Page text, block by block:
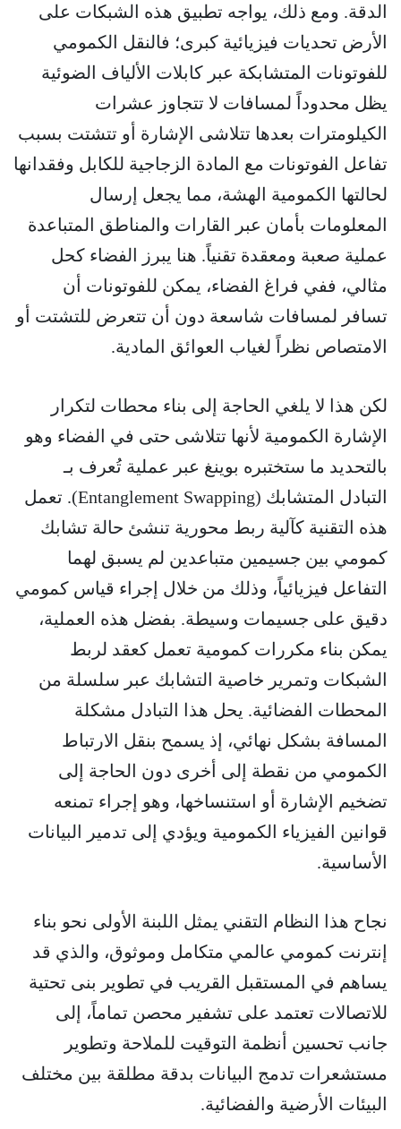
الدقة. ومع ذلك، يواجه تطبيق هذه الشبكات على
الأرض تحديات فيزيائية كبرى؛ فالنقل الكمومي
للفوتونات المتشابكة عبر كابلات الألياف الضوئية
يظل محدوداً لمسافات لا تتجاوز عشرات
الكيلومترات بعدها تتلاشى الإشارة أو تتشتت بسبب
تفاعل الفوتونات مع المادة الزجاجية للكابل وفقدانها
لحالتها الكمومية الهشة، مما يجعل إرسال
المعلومات بأمان عبر القارات والمناطق المتباعدة
عملية صعبة ومعقدة تقنياً. هنا يبرز الفضاء كحل
مثالي، ففي فراغ الفضاء، يمكن للفوتونات أن
تسافر لمسافات شاسعة دون أن تتعرض للتشتت أو
الامتصاص نظراً لغياب العوائق المادية.
لكن هذا لا يلغي الحاجة إلى بناء محطات لتكرار
الإشارة الكمومية لأنها تتلاشى حتى في الفضاء وهو
بالتحديد ما ستختبره بوينغ عبر عملية تُعرف بـ
التبادل المتشابك (Entanglement Swapping). تعمل
هذه التقنية كآلية ربط محورية تنشئ حالة تشابك
كمومي بين جسيمين متباعدين لم يسبق لهما
التفاعل فيزيائياً، وذلك من خلال إجراء قياس كمومي
دقيق على جسيمات وسيطة. بفضل هذه العملية،
يمكن بناء مكررات كمومية تعمل كعقد لربط
الشبكات وتمرير خاصية التشابك عبر سلسلة من
المحطات الفضائية. يحل هذا التبادل مشكلة
المسافة بشكل نهائي، إذ يسمح بنقل الارتباط
الكمومي من نقطة إلى أخرى دون الحاجة إلى
تضخيم الإشارة أو استنساخها، وهو إجراء تمنعه
قوانين الفيزياء الكمومية ويؤدي إلى تدمير البيانات
الأساسية.
نجاح هذا النظام التقني يمثل اللبنة الأولى نحو بناء
إنترنت كمومي عالمي متكامل وموثوق، والذي قد
يساهم في المستقبل القريب في تطوير بنى تحتية
للاتصالات تعتمد على تشفير محصن تماماً، إلى
جانب تحسين أنظمة التوقيت للملاحة وتطوير
مستشعرات تدمج البيانات بدقة مطلقة بين مختلف
البيئات الأرضية والفضائية.